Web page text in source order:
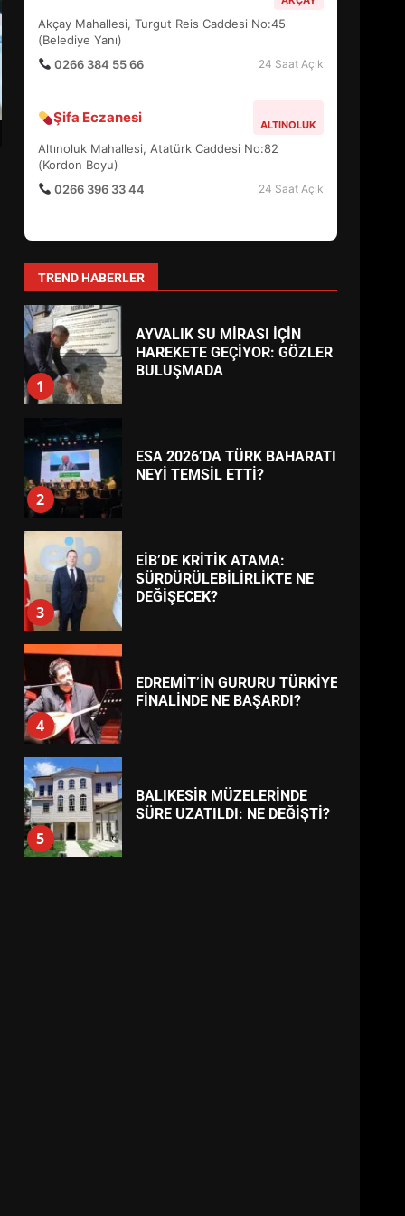
Hayat Eczanesi EDREMIT MERKEZ
0266 373 11 22
24 Saat Açık
Körfez Eczanesi AKÇAY
Şifa Eczanesi
Altınoluk Mahallesi, Atatürk Caddesi No:82
(Kordon Boyu)
0266 396 33 44
TREND HABERLER
4
EDREMİT’İN GURURU TÜRKİYE
FİNALİNDE NE BAŞARDI?
5
BALIKESİR MÜZELERİNDE
SÜRE UZATILDI: NE DEĞİŞTİ?
6
TURNUVASI KAYITLARI NEYİ
DEĞİŞTİRİYOR?
7
BURHANİYE
BELEDİYESPOR’DA YENİ
YÖNETİM NASIL ŞEKİLLENDİ?
1
AYVALIK SU MİRASI İÇİN
HAREKETE GEÇİYOR: GÖZLER
2
ESA 2026’DA TÜRK BAHARATI
NEYİ TEMSİL ETTİ?
3
EİB’DE KRİTİK ATAMA:
SÜRDÜRÜLEBİLİRLİKTE NE
4
EDREMİT’İN GURURU TÜRKİYE
FİNALİNDE NE BAŞARDI?